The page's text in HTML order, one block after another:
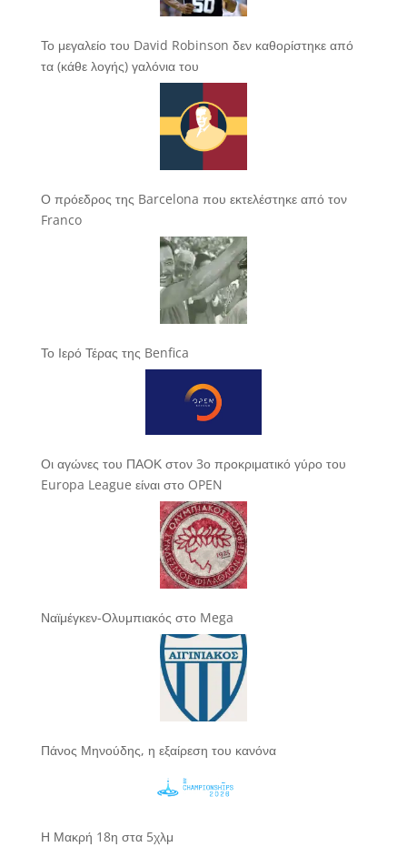
Το μεγαλείο του David Robinson δεν καθορίστηκε από
τα (κάθε λογής) γαλόνια του
Ο πρόεδρος της Barcelona που εκτελέστηκε από τον
Franco
Το Ιερό Τέρας της Benfica
Οι αγώνες του ΠΑΟΚ στον 3ο προκριματικό γύρο του
Europa League είναι στο OPEN
Ναϊμέγκεν-Ολυμπιακός στο Mega
Πάνος Μηνούδης, η εξαίρεση του κανόνα
Η Μακρή 18η στα 5χλμ